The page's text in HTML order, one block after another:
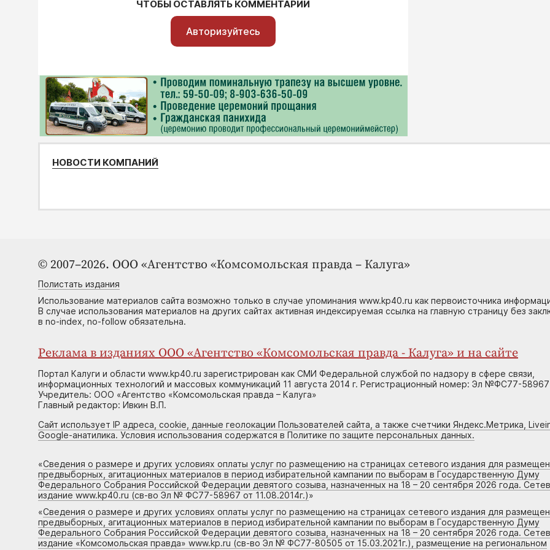
ЧТОБЫ ОСТАВЛЯТЬ КОММЕНТАРИИ
Авторизуйтесь
НОВОСТИ КОМПАНИЙ
© 2007–2026. ООО «Агентство «Комсомольская правда – Калуга»
Полистать издания
Использование материалов сайта возможно только в случае упоминания www.kp40.ru как первоисточника
В случае использования материалов на других сайтах активная индексируемая ссылка на главную страницу без
в no-index, no-follow обязательна.
Реклама в изданиях ООО «Агентство «Комсомольская правда - Калуга» и на сайте
Портал Калуги и области www.kp40.ru зарегистрирован как СМИ Федеральной службой по надзору в сфере связи,
информационных технологий и массовых коммуникаций 11 августа 2014 г. Регистрационный номер: Эл №ФС77-58967
Учредитель: ООО «Агентство «Комсомольская правда – Калуга»
Главный редактор: Ивкин В.П.
Сайт использует IP адреса, cookie, данные геолокации Пользователей сайта, а также счетчики Яндекс.Метрика,
Google-анатилика. Условия использования содержатся в Политике по защите персональных данных.
«Сведения о размере и других условиях оплаты услуг по размещению на страницах сетевого издания для
предвыборных, агитационных материалов в период избирательной кампании по выборам в Государственную Думу
Федерального Собрания Российской Федерации девятого созыва, назначенных на 18 – 20 сентября 2026 года.
издание www.kp40.ru (св-во Эл № ФС77-58967 от 11.08.2014г.)»
«Сведения о размере и других условиях оплаты услуг по размещению на страницах сетевого издания для
предвыборных, агитационных материалов в период избирательной кампании по выборам в Государственную Думу
Федерального Собрания Российской Федерации девятого созыва, назначенных на 18 – 20 сентября 2026 года.
издание «Комсомольская правда» www.kp.ru (св-во Эл № ФС77-80505 от 15.03.2021г.), размещение на региональном